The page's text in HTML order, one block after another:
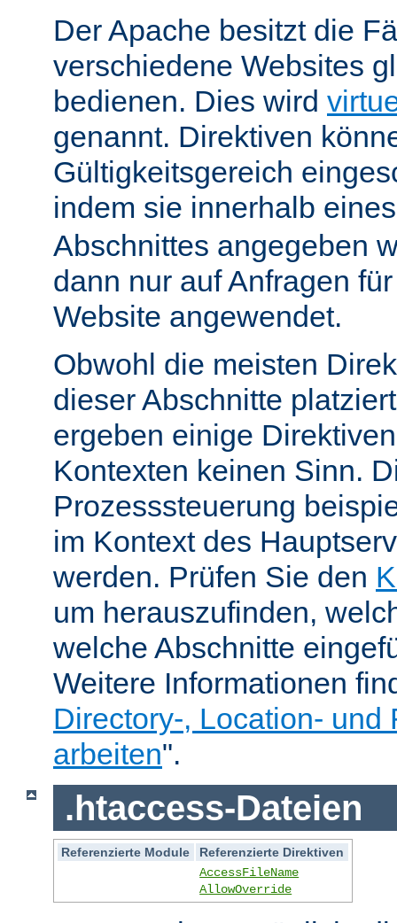
Der Apache besitzt die
verschiedene Websites
bedienen. Dies wird
genannt. Direktiven
Gültigkeitsgereich
indem sie innerhalb
Abschnittes angegeben
dann nur auf Anfragen
Website angewendet.
Obwohl die meisten
dieser Abschnitte
ergeben einige
Kontexten keinen Sinn.
Prozesssteuerung
im Kontext des
werden. Prüfen Sie den
um herauszufinden,
welche Abschnitte
Weitere Informationen
Directory-, Location- und
arbeiten".
.htaccess-Dateien
Referenzierte Module
Referenzierte Direktiven
AccessFileName
AllowOverride